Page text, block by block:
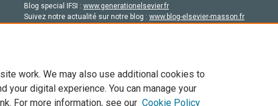
Blog special IFSI : www.generationelsevier.fr
Suivez notre actualité sur notre blog : www.blog-elsevier-masson.fr
ses concédants de licence et ses contributeurs. Tout les droits sont réservés,
work. We may also use additional cookies to
your digital experience. You can manage your
For more information, see our Cookie Policy